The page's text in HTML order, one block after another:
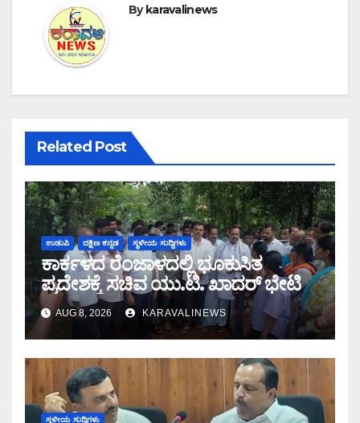
Bykaravalinews
Related Post
ಉಡುಪಿ ದಕ್ಷಿಣ ಕನ್ನಡ ಸ್ಥಳೀಯ ಸುದ್ದಿಗಳು
ಕಾರ್ಕಳದ ರೆಂಜಾಳದಲ್ಲಿ ಭೂಕುಸಿತ
ಪ್ರದೇಶಕ್ಕೆ ಸಚಿವ ಯು.ಟಿ. ಖಾದರ್ ಭೇಟಿ
AUG 8, 2026 KARAVALINEWS
ಸ್ಥಳೀಯ ಸುದ್ದಿಗಳು